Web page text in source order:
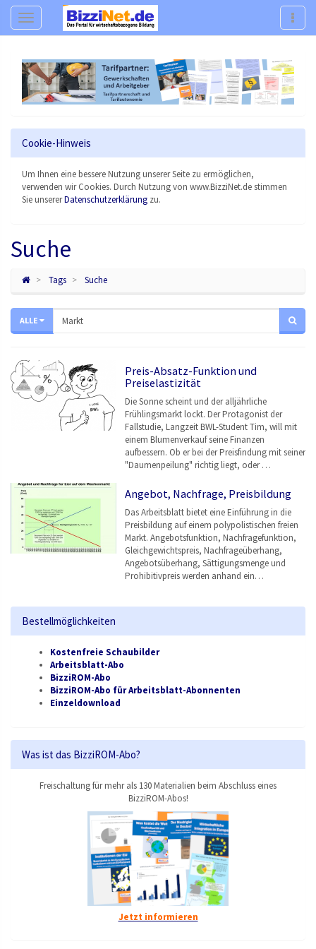
Navigation
Cookie-Hinweis
Um Ihnen eine bessere Nutzung unserer Seite zu ermöglichen,
verwenden wir Cookies. Durch Nutzung von www.BizziNet.de stimmen
Sie unsererDatenschutzerklärung zu.
Suche
Tags Suche
ALLE
Preis-Absatz-Funktion und
Preiselastizität
Die Sonne scheint und der alljährliche
Frühlingsmarkt lockt. Der Protagonist der
Fallstudie, Langzeit BWL-Student Tim, will mit
einem Blumenverkauf seine Finanzen
aufbessern. Ob er bei der Preisfindung mit seiner
"Daumenpeilung" richtig liegt, oder …
Angebot, Nachfrage, Preisbildung
Das Arbeitsblatt bietet eine Einführung in die
Preisbildung auf einem polypolistischen freien
Markt. Angebotsfunktion, Nachfragefunktion,
Gleichgewichtspreis, Nachfrageüberhang,
Angebotsüberhang, Sättigungsmenge und
Prohibitivpreis werden anhand ein…
Bestellmöglichkeiten
Kostenfreie Schaubilder
Arbeitsblatt-Abo
BizziROM-Abo
BizziROM-Abo für Arbeitsblatt-Abonnenten
Einzeldownload
Was ist das BizziROM-Abo?
Freischaltung für mehr als 130 Materialien beim Abschluss eines
BizziROM-Abos!
Jetzt informieren